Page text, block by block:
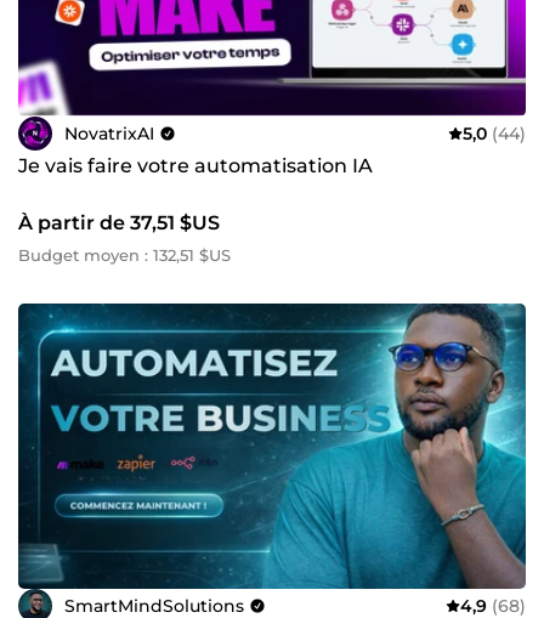
NovatrixAI 5,0 (44)
Je vais faire votre automatisation IA
À partir de 37,51 $US
Budget moyen : 132,51 $US
SmartMindSolutions 4,9 (68)